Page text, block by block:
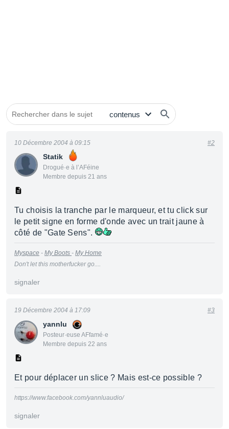
Statik
Drogué·e à l’AFéine
Membre depuis 21 ans
10 Décembre 2004 à 09:15 #2
Tu choisis la tranche par le marqueur, et tu click sur
le petit signe en forme d'onde avec un trait jaune à
côté de "Gate Sens".
Myspace - My Boots - My Home
Don't let this motherfucker go....
signaler
yannlu
Posteur·euse AFfamé·e
Membre depuis 22 ans
19 Décembre 2004 à 17:09 #3
Et pour déplacer un slice ? Mais est-ce possible ?
https://www.facebook.com/yannluaudio/
signaler